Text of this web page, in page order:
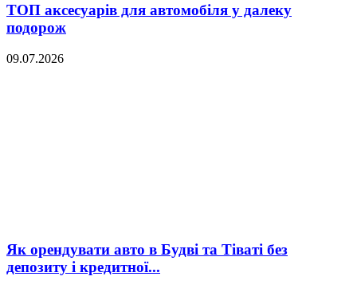
ТОП аксесуарів для автомобіля у далеку
подорож
09.07.2026
Як орендувати авто в Будві та Тіваті без
депозиту і кредитної...